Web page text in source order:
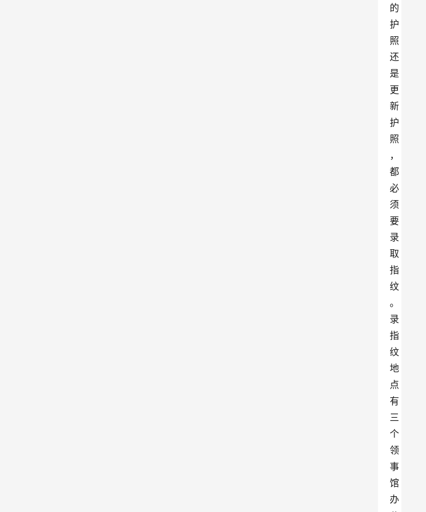
的
护
照
还
是
更
新
护
照
，
都
必
须
要
录
取
指
纹
。
录
指
纹
地
点
有
三
个
领
事
馆
办